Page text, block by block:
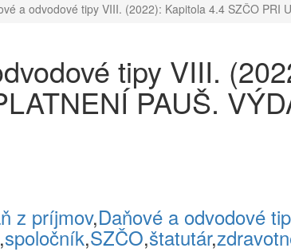
a odvodové tipy VIII. (2022): Kapitola 4.4 SZČO PRI
tipy VIII.
PAUŠ.
z príjmov,Daňové a odvodové
,spoločník,SZČO,štatutár,